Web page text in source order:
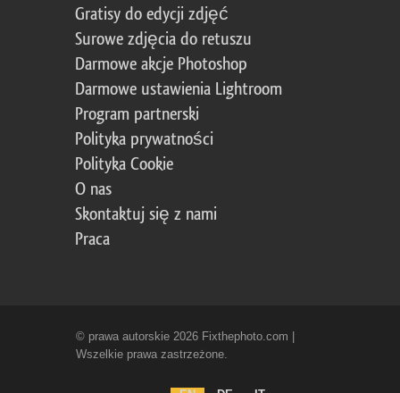
Gratisy do edycji zdjęć
Surowe zdjęcia do retuszu
Darmowe akcje Photoshop
Darmowe ustawienia Lightroom
Program partnerski
Polityka prywatności
Polityka Cookie
O nas
Skontaktuj się z nami
Praca
© prawa autorskie 2026 Fixthephoto.com |
Wszelkie prawa zastrzeżone.